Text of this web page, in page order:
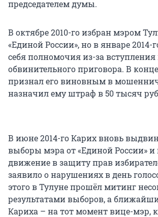
председателем думы.
В октябре 2010-го избран мэром
«Единой России», но в январе 2014-
себя полномочия из-за вступления
обвинительного приговора. В конце
признал его виновным в
назначил ему штраф в 50 тысяч
В июне 2014-го Карих вновь
выборы мэра от «Единой России» и
движение в защиту прав
заявило о нарушениях в день
этого в Тулуне прошёл митинг
результатами выборов, а
Кариха – на тот момент вице-мэр,